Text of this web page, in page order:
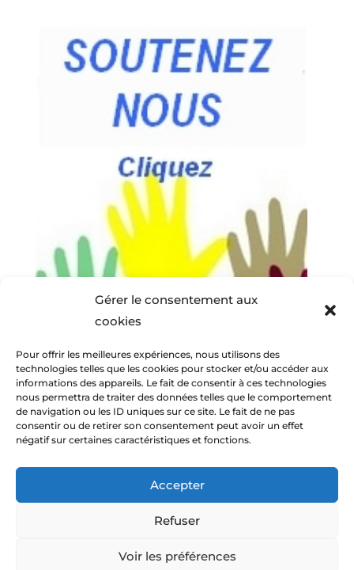
Gérer le consentement aux
cookies
Pour offrir les meilleures expériences, nous utilisons des
technologies telles que les cookies pour stocker et/ou accéder aux
informations des appareils. Le fait de consentir à ces technologies
nous permettra de traiter des données telles que le comportement
de navigation ou les ID uniques sur ce site. Le fait de ne pas
consentir ou de retirer son consentement peut avoir un effet
négatif sur certaines caractéristiques et fonctions.
Accepter
Refuser
Voir les préférences
© Amitiés Voconces 2013-2026 -